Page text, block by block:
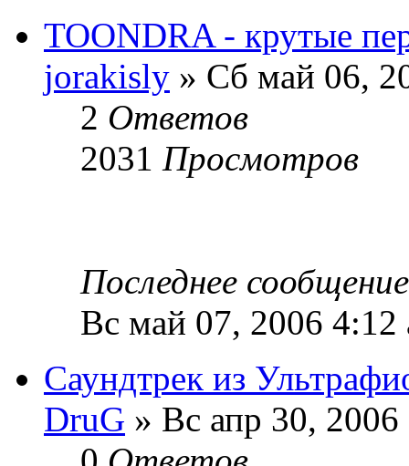
TOONDRA - крутые
jorakisly » Сб май 06,
2 Ответов
2031 Просмотров
Последнее
Вс май 07, 2006 4:12
Саундтрек из
DruG » Вс апр 30, 2006